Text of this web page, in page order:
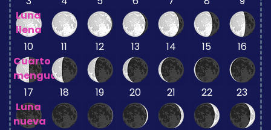
Luna
llena
10
Cuarto
menguante
11 12 13 14 15 16
17
Luna
nueva
18 19 20 21 22 23